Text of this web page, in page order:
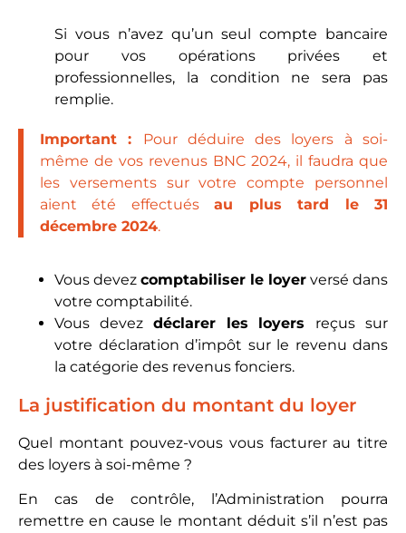
Si vous n’avez qu’un seul compte bancaire
pour vos opérations privées et
professionnelles, la condition ne sera pas
remplie.
Important : Pour déduire des loyers à soi-
même de vos revenus BNC 2024, il faudra que
les versements sur votre compte personnel
aient été effectuésau plus tard le 31
décembre 2024.
Vous devez comptabiliser le loyer versé dans
votre comptabilité.
Vous devez déclarer les loyers reçus sur
votre déclaration d’impôt sur le revenu dans
la catégorie des revenus fonciers.
La justification du montant du loyer
Quel montant pouvez-vous vous facturer au titre
des loyers à soi-même ?
En cas de contrôle, l’Administration pourra
remettre en cause le montant déduit s’il n’est pas